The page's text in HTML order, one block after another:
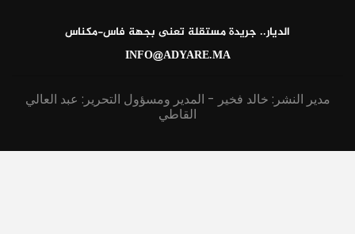
الديار.. جريدة مستقلة تعنى بجهة فاس-مكناس
INFO@ADYARE.MA
مدير النشر: خالد فخير - المدير ومسؤول التحرير: عبد العالي
القاطي